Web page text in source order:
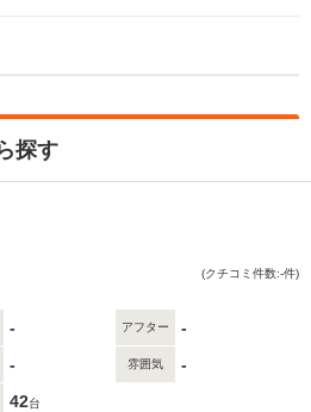
探す
(クチコミ件数:-件)
- アフター -
- 雰囲気 -
42台